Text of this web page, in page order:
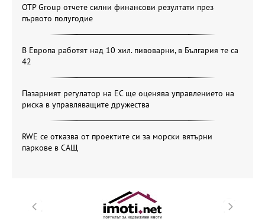
OTP Group отчете силни финансови резултати през
първото полугодие
В Европа работят над 10 хил. пивоварни, в България те са
42
Пазарният регулатор на ЕС ще оценява управлението на
риска в управляващите дружества
RWE се отказва от проектите си за морски вятърни
паркове в САЩ